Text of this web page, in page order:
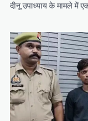
दीनू उपाध्याय के मामले में